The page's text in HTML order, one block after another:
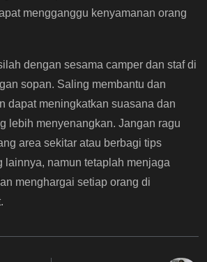
mengganggu kenyamanan orang
dengan sesama camper dan staf di
sopan. Saling membantu dan
dapat meningkatkan suasana dan
lebih menyenangkan. Jangan ragu
area sekitar atau berbagi tips
lainnya, namun tetaplah menjaga
menghargai setiap orang di